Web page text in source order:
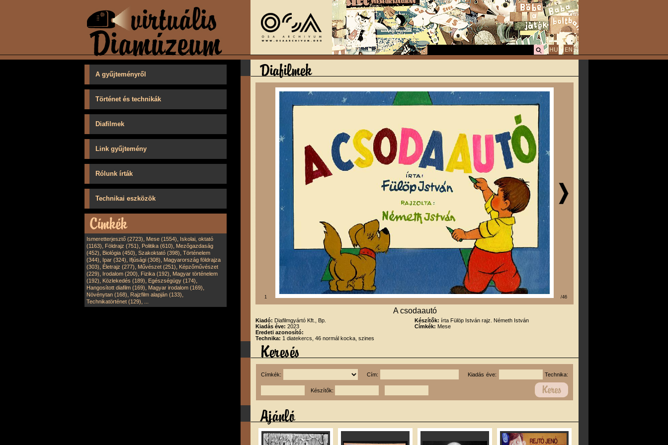
A gyűjteményről
Történet és technikák
Diafilmek
Link gyűjtemény
Rólunk írták
Technikai eszközök
Ismeretterjesztő (2723), Mese (1554), Iskolai, oktató
(1163), Földrajz (751), Politika (610), Mezőgazdaság
(452), Biológia (450), Szakoktató (398), Történelem
(344), Ipar (324), Ifjúsági (308), Magyarország földrajza
(303), Életrajz (277), Művészet (251), Képzőművészet
(229), Irodalom (200), Fizika (192), Magyar történelem
(192), Közlekedés (189), Egészségügy (174),
Hangosított diafilm (169), Magyar irodalom (169),
Növénytan (168), Rajzfilm alapján (133),
Technikatörténet (129),
1 /46
A csodaautó
Kiadó: Diafilmgyártó Kft., Bp.
Kiadás éve: 2023
Eredeti azonosító:
Technika: 1 diatekercs, 46 normál kocka, szines
Készítők: írta Fülöp István rajz. Németh István
Címkék: Mese
Címkék: Cím: Kiadás éve: Technika:
Készítők: